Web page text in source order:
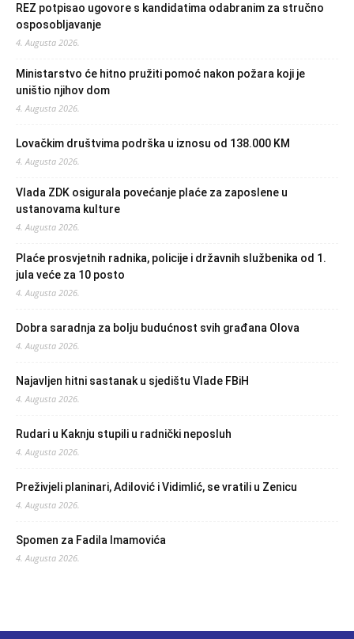
REZ potpisao ugovore s kandidatima odabranim za stručno
osposobljavanje
4. Augusta 2026.
Ministarstvo će hitno pružiti pomoć nakon požara koji je
uništio njihov dom
4. Augusta 2026.
Lovačkim društvima podrška u iznosu od 138.000 KM
4. Augusta 2026.
Vlada ZDK osigurala povećanje plaće za zaposlene u
ustanovama kulture
4. Augusta 2026.
Plaće prosvjetnih radnika, policije i državnih službenika od 1.
jula veće za 10 posto
4. Augusta 2026.
Dobra saradnja za bolju budućnost svih građana Olova
4. Augusta 2026.
Najavljen hitni sastanak u sjedištu Vlade FBiH
4. Augusta 2026.
Rudari u Kaknju stupili u radnički neposluh
4. Augusta 2026.
Preživjeli planinari, Adilović i Vidimlić, se vratili u Zenicu
4. Augusta 2026.
Spomen za Fadila Imamovića
4. Augusta 2026.